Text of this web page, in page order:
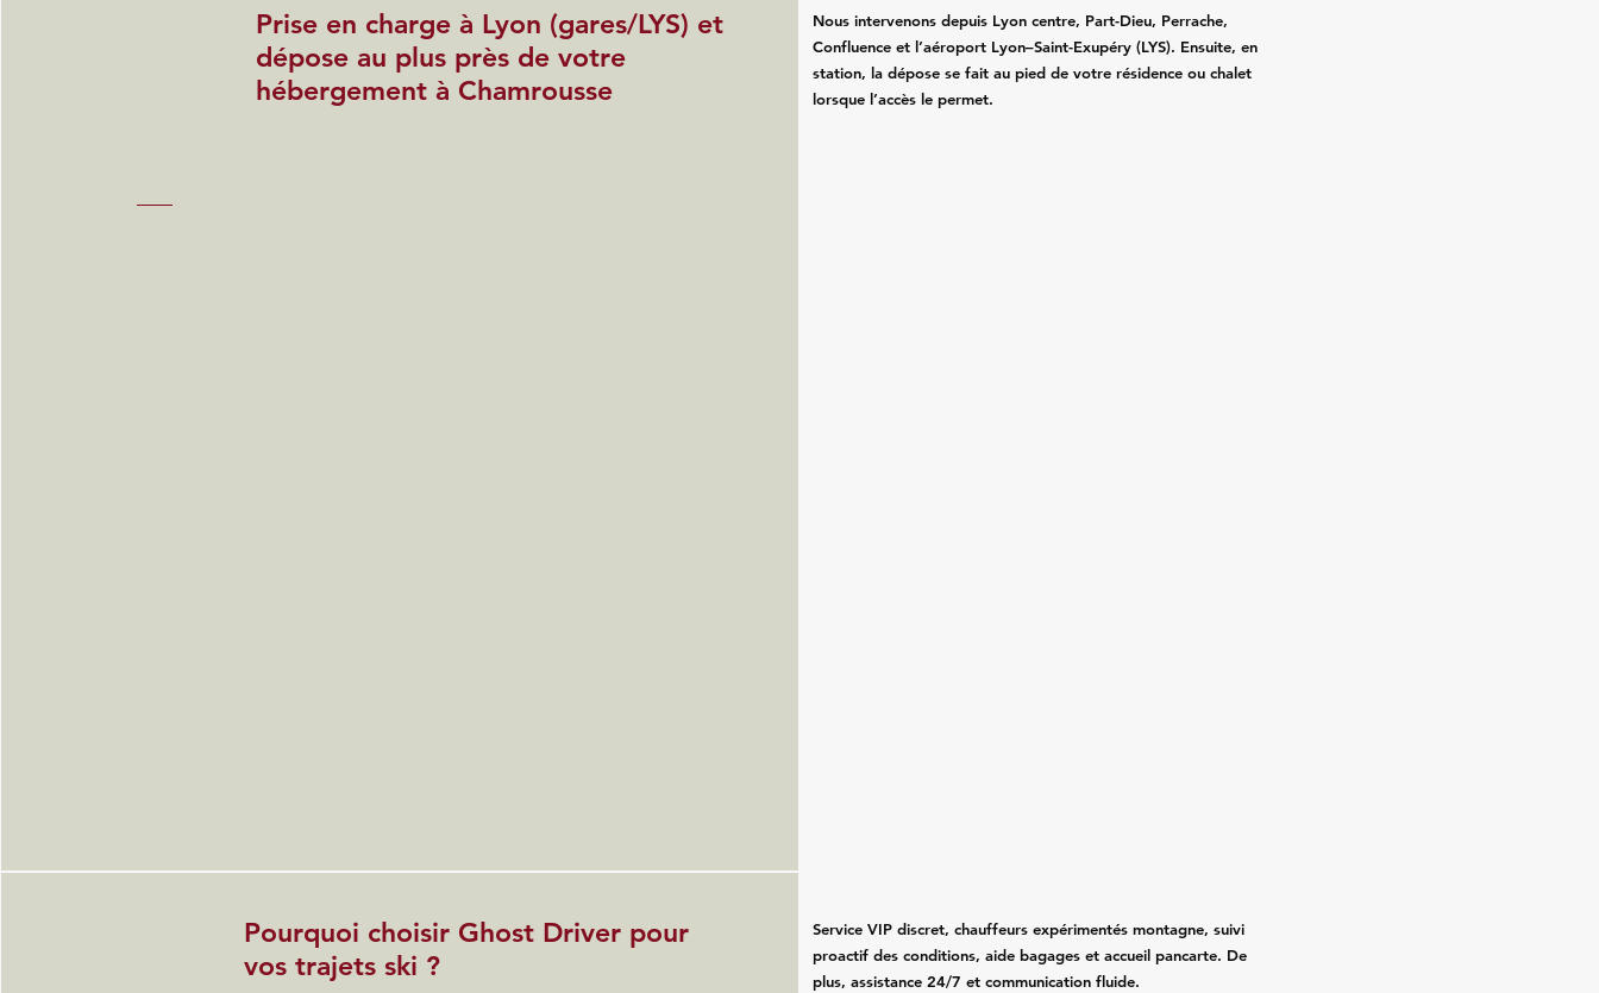
Prise en charge à Lyon (gares/LYS) et
dépose au plus près de votre
hébergement à Chamrousse
Nous intervenons depuis Lyon centre, Part-Dieu, Perrache,
Confluence et l’aéroport Lyon–Saint-Exupéry (LYS). Ensuite, en
station, la dépose se fait au pied de votre résidence ou chalet
lorsque l’accès le permet.
Pourquoi choisir Ghost Driver pour
vos trajets ski ?
Service VIP discret, chauffeurs expérimentés montagne, suivi
proactif des conditions, aide bagages et accueil pancarte. De
plus, assistance 24/7 et communication fluide.